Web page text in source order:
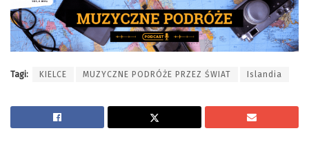
Tagi: KIELCE MUZYCZNE PODRÓŻE PRZEZ ŚWIAT Islandia